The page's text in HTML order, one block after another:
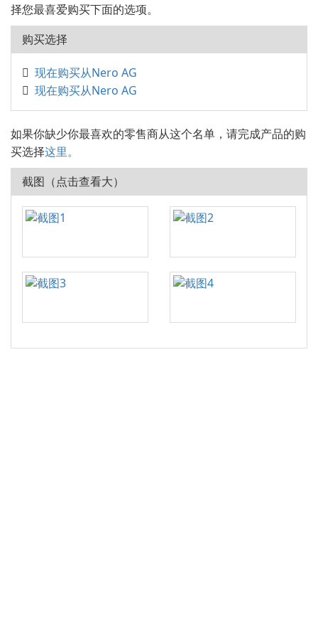
择您最喜爱购买下面的选项。
购买选择
现在购买从Nero AG
现在购买从Nero AG
如果你缺少你最喜欢的零售商从这个名单，请完成产品的购
买选择这里。
截图（点击查看大）